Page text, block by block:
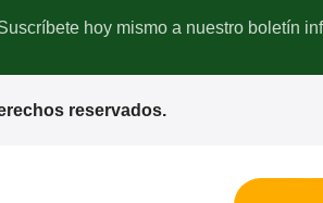
hoy mismo a nuestro boletín
reservados.